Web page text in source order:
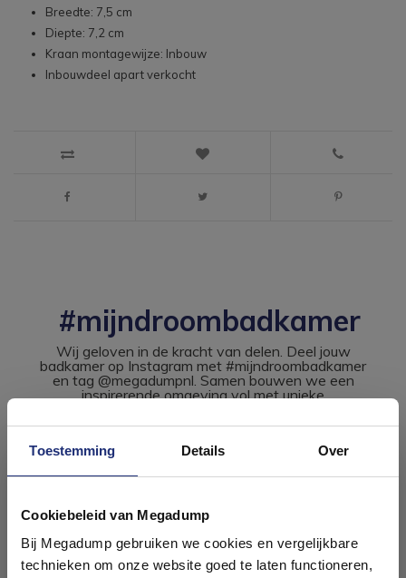
Toestemming Details Over
Cookiebeleid van Megadump
Bij Megadump gebruiken we cookies en vergelijkbare
technieken om onze website goed te laten functioneren,
Breedte: 7,5 cm
Diepte: 7,2 cm
Kraan montagewijze: Inbouw
Inbouwdeel apart verkocht
#mijndroombadkamer
Wij geloven in de kracht van delen. Deel jouw
badkamer op Instagram met #mijndroombadkamer
en tag @megadumpnl. Samen bouwen we een
inspirerende omgeving vol met unieke
badkamers in onze 1000 m²
showroom